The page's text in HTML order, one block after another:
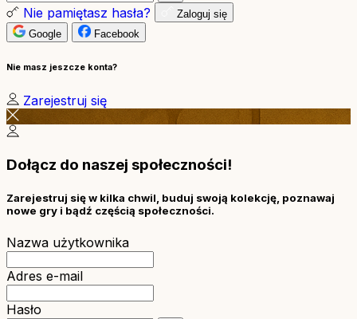
Nie pamiętasz hasła?
Zaloguj się
Google
Facebook
Nie masz jeszcze konta?
Zarejestruj się
Dołącz do naszej społeczności!
Zarejestruj się w kilka chwil, buduj swoją kolekcję, poznawaj
nowe gry i bądź częścią społeczności.
Nazwa użytkownika
Adres e-mail
Hasło